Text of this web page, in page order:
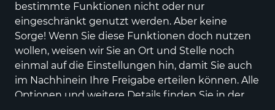
bestimmte Funktionen nicht oder nur
eingeschränkt genutzt werden. Aber keine
Sorge! Wenn Sie diese Funktionen doch nutzen
wollen, weisen wir Sie an Ort und Stelle noch
einmal auf die Einstellungen hin, damit Sie auch
im Nachhinein Ihre Freigabe erteilen können. Alle
Optionen und weitere Details finden Sie in der
MANN Naturenergie
Ökostrom, Energie- & Trinkwasserversorung,
Elektromobilität